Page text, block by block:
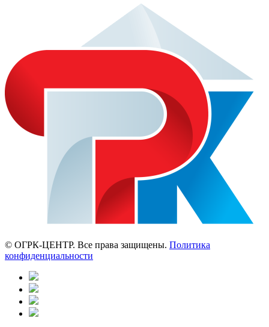
© ОГРК-ЦЕНТР. Все права защищены. Политика
конфиденциальности